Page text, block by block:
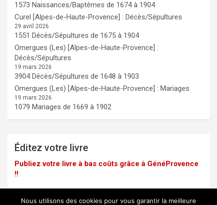
1573 Naissances/Baptêmes de 1674 à 1904
Curel [Alpes-de-Haute-Provence] : Décès/Sépultures
29 avril 2026
1551 Décès/Sépultures de 1675 à 1904
Omergues (Les) [Alpes-de-Haute-Provence] :
Décès/Sépultures
19 mars 2026
3904 Décès/Sépultures de 1648 à 1903
Omergues (Les) [Alpes-de-Haute-Provence] : Mariages
19 mars 2026
1079 Mariages de 1669 à 1902
Éditez votre livre
Publiez votre livre à bas coûts grâce à GénéProvence
!!
Nous utilisons des cookies pour vous garantir la meilleure